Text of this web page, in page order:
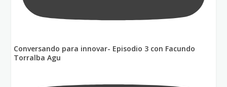
Conversando para innovar- Episodio 3 con Facundo
Torralba Agu